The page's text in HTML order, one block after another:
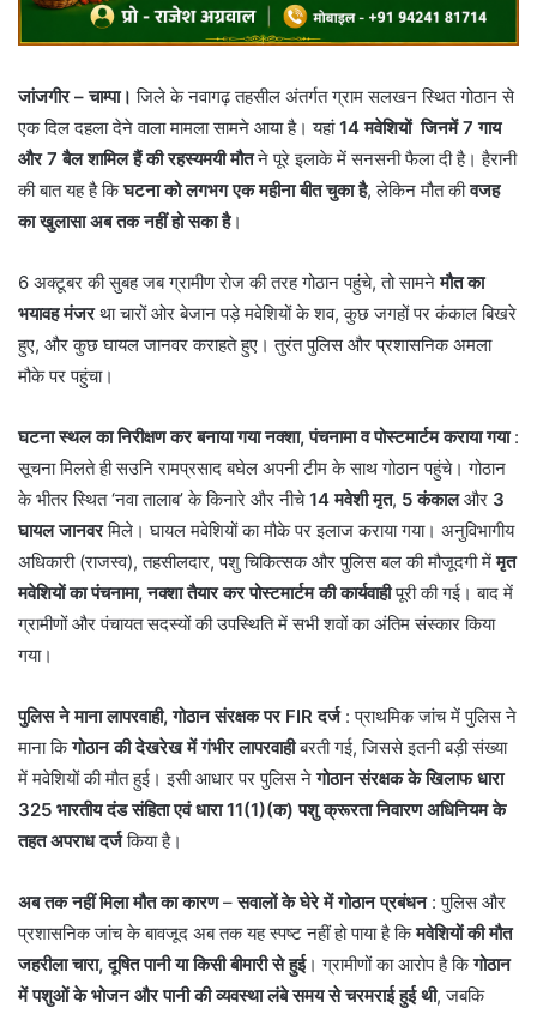
जांजगीर – चाम्पा। जिले के नवागढ़ तहसील अंतर्गत ग्राम सलखन स्थित गोठान से
एक दिल दहला देने वाला मामला सामने आया है। यहां14 मवेशियों जिनमें 7 गाय
और 7 बैल शामिल हैं की रहस्यमयी मौतने पूरे इलाके में सनसनी फैला दी है। हैरानी
की बात यह है किघटना को लगभग एक महीना बीत चुका है, लेकिन मौत कीवजह
का खुलासा अब तक नहीं हो सका है।
6 अक्टूबर की सुबह जब ग्रामीण रोज की तरह गोठान पहुंचे, तो सामनेमौत का
भयावह मंजरथा चारों ओर बेजान पड़े मवेशियों के शव, कुछ जगहों पर कंकाल बिखरे
हुए, और कुछ घायल जानवर कराहते हुए। तुरंत पुलिस और प्रशासनिक अमला
मौके पर पहुंचा।
घटना स्थल का निरीक्षण कर बनाया गया नक्शा, पंचनामा व पोस्टमार्टम कराया गया:
सूचना मिलते ही सउनि रामप्रसाद बघेल अपनी टीम के साथ गोठान पहुंचे। गोठान
के भीतर स्थित ‘नवा तालाब’ के किनारे और नीचे14 मवेशी मृत, 5 कंकालऔर 3
घायल जानवरमिले। घायल मवेशियों का मौके पर इलाज कराया गया। अनुविभागीय
अधिकारी (राजस्व), तहसीलदार, पशु चिकित्सक और पुलिस बल की मौजूदगी मेंमृत
मवेशियों का पंचनामा, नक्शा तैयार कर पोस्टमार्टम की कार्यवाहीपूरी की गई। बाद में
ग्रामीणों और पंचायत सदस्यों की उपस्थिति में सभी शवों का अंतिम संस्कार किया
गया।
पुलिस ने माना लापरवाही, गोठान संरक्षक पर FIR दर्ज: प्राथमिक जांच में पुलिस ने
माना किगोठान की देखरेख में गंभीर लापरवाहीबरती गई, जिससे इतनी बड़ी संख्या
में मवेशियों की मौत हुई। इसी आधार पर पुलिस नेगोठान संरक्षक के खिलाफ धारा
325 भारतीय दंड संहिता एवं धारा 11(1)(क) पशु क्रूरता निवारण अधिनियम के
तहत अपराध दर्जकिया है।
अब तक नहीं मिला मौत का कारण–सवालों के घेरे में गोठान प्रबंधन: पुलिस और
प्रशासनिक जांच के बावजूद अब तक यह स्पष्ट नहीं हो पाया है किमवेशियों की मौत
जहरीला चारा, दूषित पानी या किसी बीमारी से हुई। ग्रामीणों का आरोप है किगोठान
में पशुओं के भोजन और पानी की व्यवस्था लंबे समय से चरमराई हुई थी, जबकि